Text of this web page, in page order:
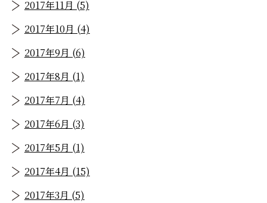
2017年11月 (5)
2017年10月 (4)
2017年9月 (6)
2017年8月 (1)
2017年7月 (4)
2017年6月 (3)
2017年5月 (1)
2017年4月 (15)
2017年3月 (5)